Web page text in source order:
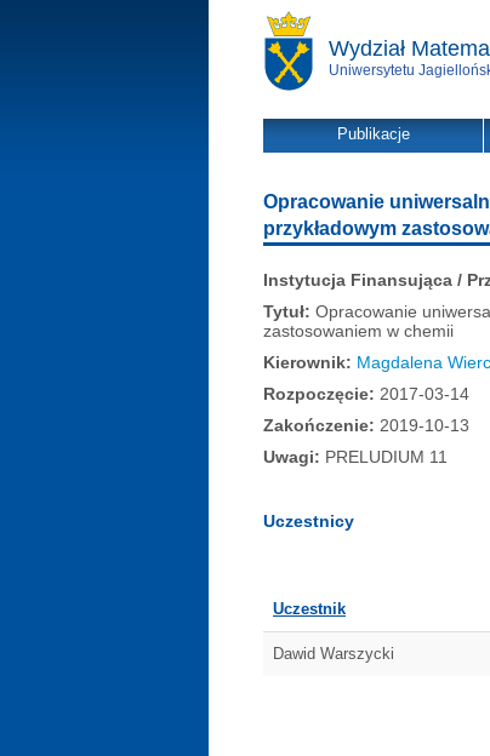
Wydział
Uniwersytetu
Publikacje
Opracowanie
przykładowym
Instytucja Finansująca /
Tytuł: Opracowanie
zastosowaniem w chemii
Kierownik: Magdalena
Rozpoczęcie: 2017-03-14
Zakończenie: 2019-10-13
Uwagi: PRELUDIUM 11
Uczestnicy
Uczestnik
Dawid Warszycki